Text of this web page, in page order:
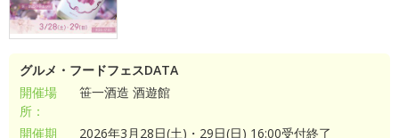
グルメ・フードフェスDATA
開催場
所：
笹一酒造 酒遊館
開催期
2026年3月28日(土)・29日(日) 16:00受付終了